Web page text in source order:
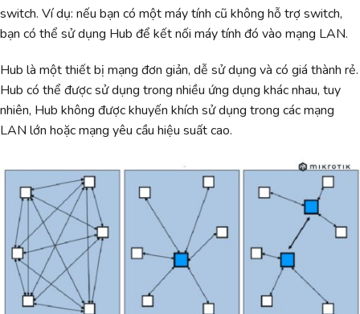
switch. Ví dụ: nếu bạn có một máy tính cũ không hỗ trợ switch,
bạn có thể sử dụng Hub để kết nối máy tính đó vào mạng LAN.
Hub là một thiết bị mạng đơn giản, dễ sử dụng và có giá thành rẻ.
Hub có thể được sử dụng trong nhiều ứng dụng khác nhau, tuy
nhiên, Hub không được khuyến khích sử dụng trong các mạng
LAN lớn hoặc mạng yêu cầu hiệu suất cao.